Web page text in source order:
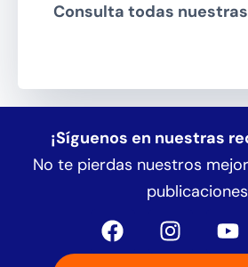
Consulta todas
¡Síguenos en nuestras
No te pierdas nuestros